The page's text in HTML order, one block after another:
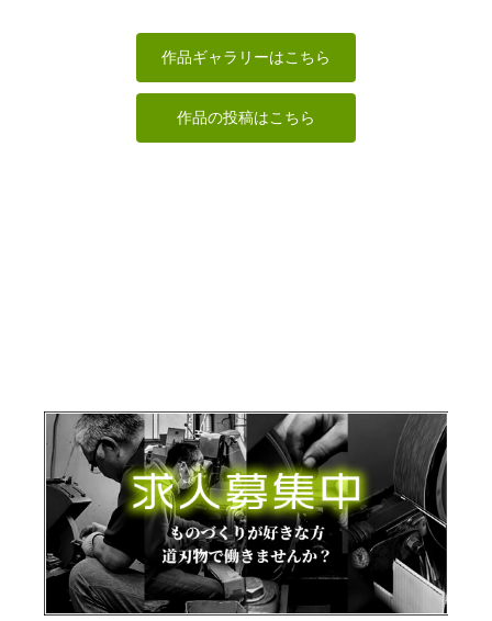
ピエロ
作品ギャラリーはこちら
作品の投稿はこちら